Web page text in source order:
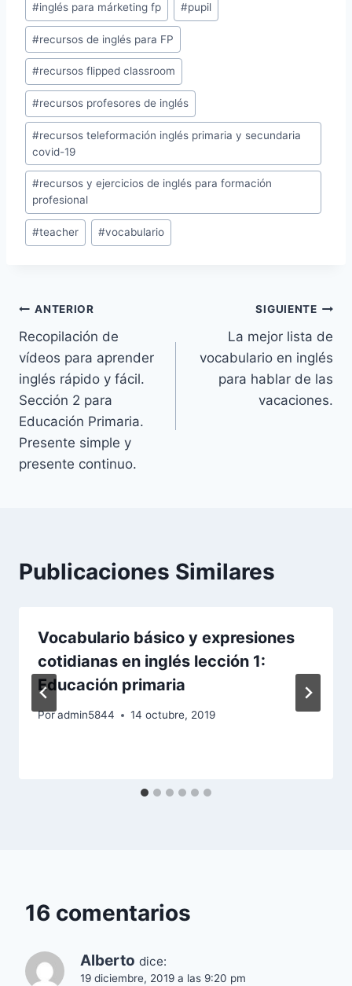
#inglés para márketing fp #pupil
#recursos de inglés para FP
#recursos flipped classroom
#recursos profesores de inglés
#recursos teleformación inglés primaria y secundaria
covid-19
#recursos y ejercicios de inglés para formación
profesional
#teacher #vocabulario
Navegación
de
entradas
ANTERIOR
Recopilación de
vídeos para aprender
inglés rápido y fácil.
Sección 2 para
Educación Primaria.
Presente simple y
presente continuo.
SIGUIENTE
La mejor lista de
vocabulario en inglés
para hablar de las
vacaciones.
Publicaciones Similares
Vocabulario básico y expresiones
cotidianas en inglés lección 1:
Educación primaria
Poradmin5844 14 octubre, 2019
16 comentarios
Alberto dice:
19 diciembre, 2019 a las 9:20 pm